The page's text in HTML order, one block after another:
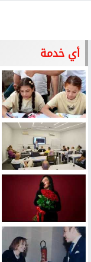
أي خدمة